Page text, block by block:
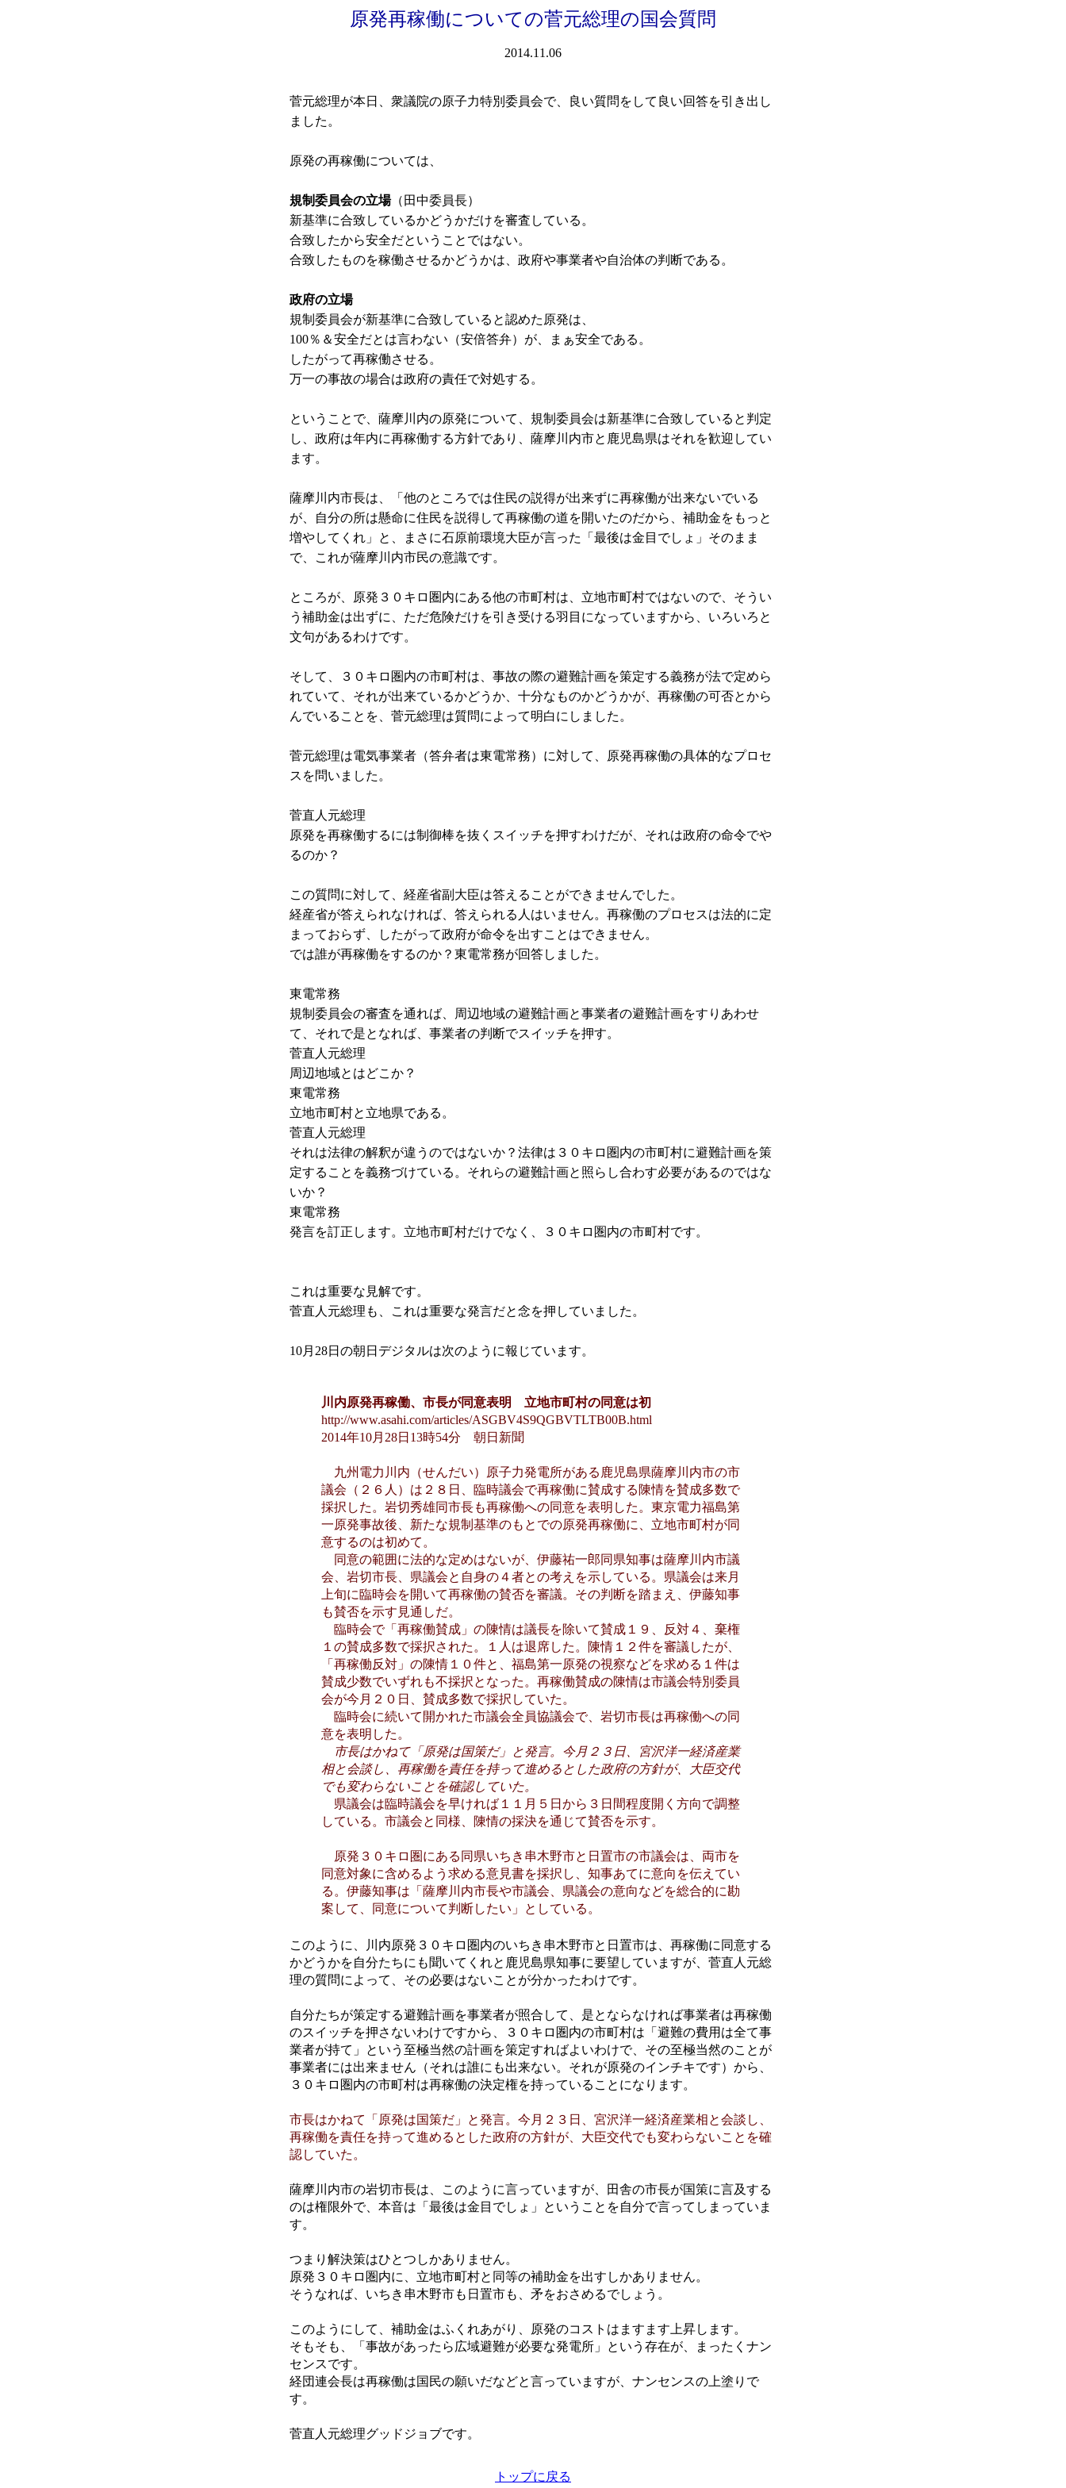
原発再稼働についての菅元総理の国会質問
2014.11.06
菅元総理が本日、衆議院の原子力特別委員会で、良い質問をして良い回答を引き出し
ました。
原発の再稼働については、
規制委員会の立場（田中委員長）
新基準に合致しているかどうかだけを審査している。
合致したから安全だということではない。
合致したものを稼働させるかどうかは、政府や事業者や自治体の判断である。
政府の立場
規制委員会が新基準に合致していると認めた原発は、
100％＆安全だとは言わない（安倍答弁）が、まぁ安全である。
したがって再稼働させる。
万一の事故の場合は政府の責任で対処する。
ということで、薩摩川内の原発について、規制委員会は新基準に合致していると判定
し、政府は年内に再稼働する方針であり、薩摩川内市と鹿児島県はそれを歓迎してい
ます。
薩摩川内市長は、「他のところでは住民の説得が出来ずに再稼働が出来ないでいる
が、自分の所は懸命に住民を説得して再稼働の道を開いたのだから、補助金をもっと
増やしてくれ」と、まさに石原前環境大臣が言った「最後は金目でしょ」そのまま
で、これが薩摩川内市民の意識です。
ところが、原発３０キロ圏内にある他の市町村は、立地市町村ではないので、そうい
う補助金は出ずに、ただ危険だけを引き受ける羽目になっていますから、いろいろと
文句があるわけです。
そして、３０キロ圏内の市町村は、事故の際の避難計画を策定する義務が法で定めら
れていて、それが出来ているかどうか、十分なものかどうかが、再稼働の可否とから
んでいることを、菅元総理は質問によって明白にしました。
菅元総理は電気事業者（答弁者は東電常務）に対して、原発再稼働の具体的なプロセ
スを問いました。
菅直人元総理
原発を再稼働するには制御棒を抜くスイッチを押すわけだが、それは政府の命令でや
るのか？
この質問に対して、経産省副大臣は答えることができませんでした。
経産省が答えられなければ、答えられる人はいません。再稼働のプロセスは法的に定
まっておらず、したがって政府が命令を出すことはできません。
では誰が再稼働をするのか？東電常務が回答しました。
東電常務
規制委員会の審査を通れば、周辺地域の避難計画と事業者の避難計画をすりあわせ
て、それで是となれば、事業者の判断でスイッチを押す。
菅直人元総理
周辺地域とはどこか？
東電常務
立地市町村と立地県である。
菅直人元総理
それは法律の解釈が違うのではないか？法律は３０キロ圏内の市町村に避難計画を策
定することを義務づけている。それらの避難計画と照らし合わす必要があるのではな
いか？
東電常務
発言を訂正します。立地市町村だけでなく、３０キロ圏内の市町村です。
これは重要な見解です。
菅直人元総理も、これは重要な発言だと念を押していました。
10月28日の朝日デジタルは次のように報じています。
川内原発再稼働、市長が同意表明 立地市町村の同意は初
http://www.asahi.com/articles/ASGBV4S9QGBVTLTB00B.html
2014年10月28日13時54分 朝日新聞
九州電力川内（せんだい）原子力発電所がある鹿児島県薩摩川内市の市
議会（２６人）は２８日、臨時議会で再稼働に賛成する陳情を賛成多数で
採択した。岩切秀雄同市長も再稼働への同意を表明した。東京電力福島第
一原発事故後、新たな規制基準のもとでの原発再稼働に、立地市町村が同
意するのは初めて。
同意の範囲に法的な定めはないが、伊藤祐一郎同県知事は薩摩川内市議
会、岩切市長、県議会と自身の４者との考えを示している。県議会は来月
上旬に臨時会を開いて再稼働の賛否を審議。その判断を踏まえ、伊藤知事
も賛否を示す見通しだ。
臨時会で「再稼働賛成」の陳情は議長を除いて賛成１９、反対４、棄権
１の賛成多数で採択された。１人は退席した。陳情１２件を審議したが、
「再稼働反対」の陳情１０件と、福島第一原発の視察などを求める１件は
賛成少数でいずれも不採択となった。再稼働賛成の陳情は市議会特別委員
会が今月２０日、賛成多数で採択していた。
臨時会に続いて開かれた市議会全員協議会で、岩切市長は再稼働への同
意を表明した。
市長はかねて「原発は国策だ」と発言。今月２３日、宮沢洋一経済産業
相と会談し、再稼働を責任を持って進めるとした政府の方針が、大臣交代
でも変わらないことを確認していた。
県議会は臨時議会を早ければ１１月５日から３日間程度開く方向で調整
している。市議会と同様、陳情の採決を通じて賛否を示す。
原発３０キロ圏にある同県いちき串木野市と日置市の市議会は、両市を
同意対象に含めるよう求める意見書を採択し、知事あてに意向を伝えてい
る。伊藤知事は「薩摩川内市長や市議会、県議会の意向などを総合的に勘
案して、同意について判断したい」としている。
このように、川内原発３０キロ圏内のいちき串木野市と日置市は、再稼働に同意する
かどうかを自分たちにも聞いてくれと鹿児島県知事に要望していますが、菅直人元総
理の質問によって、その必要はないことが分かったわけです。
自分たちが策定する避難計画を事業者が照合して、是とならなければ事業者は再稼働
のスイッチを押さないわけですから、３０キロ圏内の市町村は「避難の費用は全て事
業者が持て」という至極当然の計画を策定すればよいわけで、その至極当然のことが
事業者には出来ません（それは誰にも出来ない。それが原発のインチキです）から、
３０キロ圏内の市町村は再稼働の決定権を持っていることになります。
市長はかねて「原発は国策だ」と発言。今月２３日、宮沢洋一経済産業相と会談し、
再稼働を責任を持って進めるとした政府の方針が、大臣交代でも変わらないことを確
認していた。
薩摩川内市の岩切市長は、このように言っていますが、田舎の市長が国策に言及する
のは権限外で、本音は「最後は金目でしょ」ということを自分で言ってしまっていま
す。
つまり解決策はひとつしかありません。
原発３０キロ圏内に、立地市町村と同等の補助金を出すしかありません。
そうなれば、いちき串木野市も日置市も、矛をおさめるでしょう。
このようにして、補助金はふくれあがり、原発のコストはますます上昇します。
そもそも、「事故があったら広域避難が必要な発電所」という存在が、まったくナン
センスです。
経団連会長は再稼働は国民の願いだなどと言っていますが、ナンセンスの上塗りで
す。
菅直人元総理グッドジョブです。
トップに戻る